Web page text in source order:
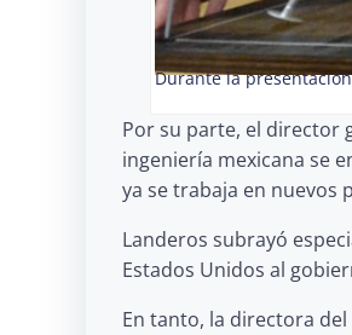
Durante la
Por su parte, el director
ingeniería mexicana se
ya se trabaja en nuevos
Landeros subrayó
Estados Unidos al
En tanto, la directora